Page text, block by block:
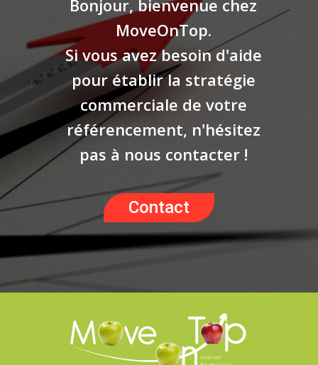
Bonjour, bienvenue chez
MoveOnTop.
Si vous avez besoin d'aide
pour établir la stratégie
commerciale de votre
référencement, n'hésitez
pas à nous contacter !
Contact